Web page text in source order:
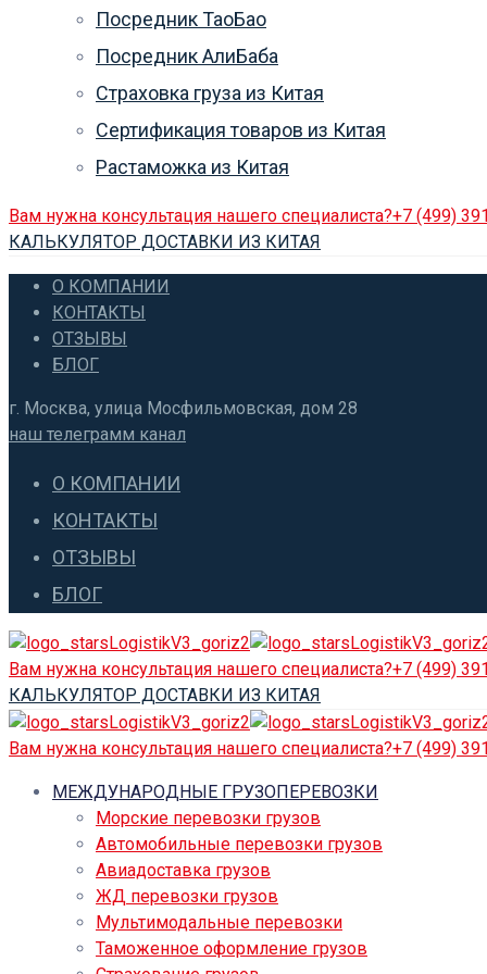
Посредник ТаоБао
Посредник АлиБаба
Страховка груза из Китая
Сертификация товаров из Китая
Растаможка из Китая
Вам нужна консультация нашего специалиста?+7 (499)
КАЛЬКУЛЯТОР ДОСТАВКИ ИЗ КИТАЯ
О КОМПАНИИ
КОНТАКТЫ
ОТЗЫВЫ
БЛОГ
г. Москва, улица Мосфильмовская, дом 28
наш телеграмм канал
О КОМПАНИИ
КОНТАКТЫ
ОТЗЫВЫ
БЛОГ
Вам нужна консультация нашего специалиста?+7 (499)
КАЛЬКУЛЯТОР ДОСТАВКИ ИЗ КИТАЯ
Вам нужна консультация нашего специалиста?+7 (499)
МЕЖДУНАРОДНЫЕ ГРУЗОПЕРЕВОЗКИ
Морские перевозки грузов
Автомобильные перевозки грузов
Авиадоставка грузов
ЖД перевозки грузов
Мультимодальные перевозки
Таможенное оформление грузов